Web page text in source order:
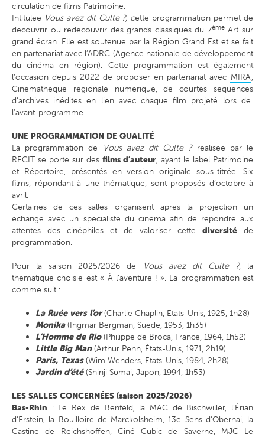
circulation de films Patrimoine.
Intitulée Vous avez dit Culte ?, cette programmation permet de
découvrir ou redécouvrir des grands classiques du 7èmeArt sur
grand écran. Elle est soutenue par la Région Grand Est et se fait
en partenariat avec l’ADRC (Agence nationale de développement
du cinéma en région). Cette programmation est également
l’occasion depuis 2022 de proposer en partenariat avec MIRA,
Cinémathèque régionale numérique, de courtes séquences
d’archives inédites en lien avec chaque film projeté lors de
l’avant-programme.
UNE PROGRAMMATION DE QUALITÉ
La programmation de
Vous avez dit Culte ?réalisée par le
RECIT se porte sur des films d’auteur, ayant le label Patrimoine
et Répertoire, présentés en version originale sous-titrée. Six
films, répondant à une thématique, sont proposés d’octobre à
avril.
Certaines de ces salles organisent après la projection un
échange avec un spécialiste du cinéma afin de répondre aux
attentes des cinéphiles et de valoriser cette diversité de
programmation.
Pour la saison 2025/2026 de Vous avez dit Culte ?, la
thématique choisie est « À l’aventure ! ». La programmation est
comme suit :
La Ruée vers l’or(Charlie Chaplin, États-Unis, 1925, 1h28)
Monika(Ingmar Bergman, Suède, 1953, 1h35)
L’Homme de Rio(Philippe de Broca, France, 1964, 1h52)
Little Big Man(Arthur Penn, États-Unis, 1971, 2h19)
Paris, Texas(Wim Wenders, Etats-Unis, 1984, 2h28)
Jardin d’été(Shinji Sōmai, Japon, 1994, 1h53)
LES SALLES CONCERNÉES (saison 2025/2026)
Bas-Rhin : Le Rex de Benfeld, la MAC de Bischwiller, l’Érian
d’Erstein, la Bouilloire de Marckolsheim, 13e Sens d’Obernai, la
Castine de Reichshoffen, Ciné Cubic de Saverne, MJC Le